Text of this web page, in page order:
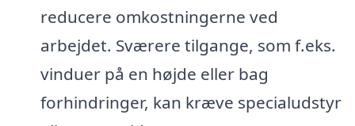
reducere omkostningerne ved
arbejdet. Sværere tilgange, som f.eks.
vinduer på en højde eller bag
forhindringer, kan kræve specialudstyr